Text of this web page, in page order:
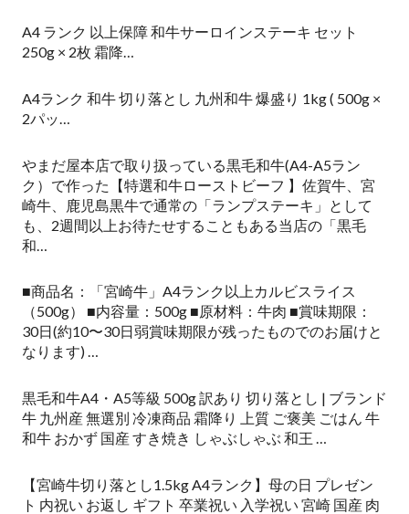
A4 ランク 以上保障 和牛サーロインステーキ セット
250g × 2枚 霜降…
A4ランク 和牛 切り落とし 九州和牛 爆盛り 1kg ( 500g ×
2パッ…
やまだ屋本店で取り扱っている黒毛和牛(A4-A5ラン
ク）で作った【特選和牛ローストビーフ 】佐賀牛、宮
崎牛、鹿児島黒牛で通常の「ランプステーキ」として
も、2週間以上お待たせすることもある当店の「黒毛
和…
■商品名：「宮崎牛」A4ランク以上カルビスライス
（500g） ■内容量：500g ■原材料：牛肉 ■賞味期限：
30日(約10〜30日弱賞味期限が残ったものでのお届けと
なります) …
黒毛和牛A4・A5等級 500g 訳あり 切り落とし | ブランド
牛 九州産 無選別 冷凍商品 霜降り 上質 ご褒美 ごはん 牛
和牛 おかず 国産 すき焼き しゃぶしゃぶ 和王 …
【宮崎牛切り落とし1.5kg A4ランク】母の日 プレゼン
ト 内祝い お返し ギフト 卒業祝い 入学祝い 宮崎 国産 肉